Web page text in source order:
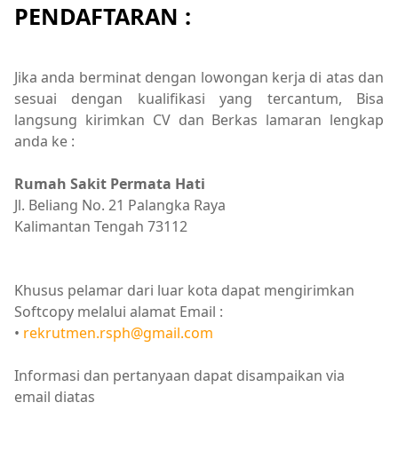
PENDAFTARAN :
Jika anda berminat dengan lowongan kerja di atas dan
sesuai dengan kualifikasi yang tercantum, Bisa
langsung kirimkan CV dan Berkas lamaran lengkap
anda ke :
Rumah Sakit Permata Hati
Jl. Beliang No. 21 Palangka Raya
Kalimantan Tengah 73112
Khusus pelamar dari luar kota dapat mengirimkan
Softcopy melalui alamat Email :
• rekrutmen.rsph@gmail.com
Informasi dan pertanyaan dapat disampaikan via
email diatas